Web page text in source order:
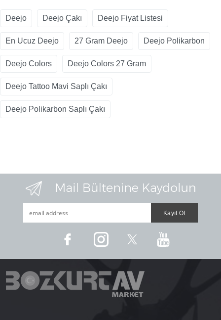
Deejo Deejo Çakı Deejo Fiyat Listesi
En Ucuz Deejo 27 Gram Deejo Deejo Polikarbon
Deejo Colors Deejo Colors 27 Gram
Deejo Tattoo Mavi Saplı Çakı
Deejo Polikarbon Saplı Çakı